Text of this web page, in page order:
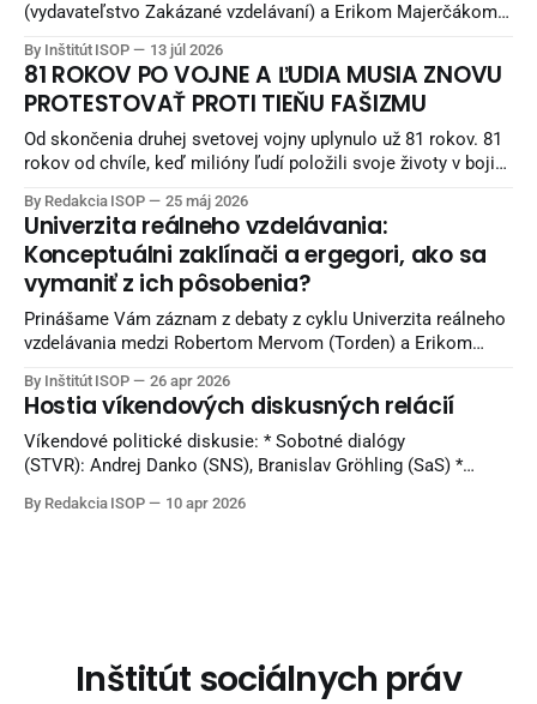
(vydavateľstvo Zakázané vzdelávaní) a Erikom Majerčákom
nadväzuje na debatu zo staršieho obdobia a pokračuje
potom aj unikátnymi pohľadmi Jana Buzeka - čo sa snažiť
robiť, aby sme žili lepšie. Diskusia sa nahrávala v Reštaurácii
Kozlovňa v Košiciach.
By Inštitút ISOP 13 júl 2026
81 ROKOV PO VOJNE A ĽUDIA MUSIA ZNOVU
PROTESTOVAŤ PROTI TIEŇU FAŠIZMU
Od skončenia druhej svetovej vojny uplynulo už 81 rokov. 81
rokov od chvíle, keď milióny ľudí položili svoje životy v boji
Naši starí otcovia bojovali v horách, partizáni umierali za
slobodu, mestá boli vypaľované a celé rodiny ničila vojna.
Európa bola zaplnená krvou
By Redakcia ISOP 25 máj 2026
Univerzita reálneho vzdelávania:
Konceptuálni zaklínači a ergegori, ako sa
vymaniť z ich pôsobenia?
Prinášame Vám záznam z debaty z cyklu Univerzita reálneho
vzdelávania medzi Robertom Mervom (Torden) a Erikom
Kozlovňa v Košiciach. Knihy z vydavateľstva Torden si viete
objednať na INLIBRI online kníhkupectve. Naši sledovatelia
môžu využiť 7 percentnú zľavu. Pri nákupe použite kupón:
ISOPYT-7
By Inštitút ISOP 26 apr 2026
Hostia víkendových diskusných relácií
Víkendové politické diskusie: * Sobotné dialógy
(STVR): Andrej Danko (SNS), Branislav Gröhling (SaS) *
(TA3): Rudolf Huliak (Strana vidieka), Tamara Stohlová (PS) *
By Redakcia ISOP 10 apr 2026
Inštitút sociálnych práv